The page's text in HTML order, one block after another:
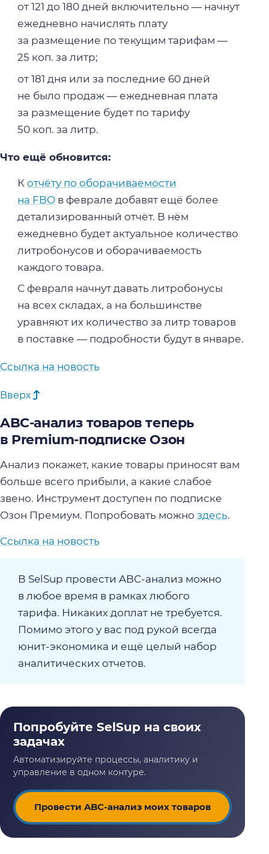
от 121 до 180 дней включительно — начнут
ежедневно начислять плату
за размещение по текущим тарифам —
25 коп. за литр;
от 181 дня или за последние 60 дней
не было продаж — ежедневная плата
за размещение будет по тарифу
50 коп. за литр.
Что ещё обновится:
К отчёту по оборачиваемости
на FBOв феврале добавят ещё более
детализированный отчёт. В нём
ежедневно будет актуальное количество
литробонусов и оборачиваемость
каждого товара.
С февраля начнут давать литробонусы
на всех складах, а на большинстве
уравняют их количество за литр товаров
в поставке — подробности будут в январе.
Ссылка на новость
Вверх
ABC-анализ товаров теперь
в Premium-подписке Озон
Анализ покажет, какие товары приносят вам
больше всего прибыли, а какие слабое
звено. Инструмент доступен по подписке
Озон Премиум. Попробовать можно здесь.
Ссылка на новость
В SelSup провести ABC-анализ можно
в любое время в рамках любого
тарифа. Никаких доплат не требуется.
Помимо этого у вас под рукой всегда
юнит-экономика и ещё целый набор
аналитических отчетов.
Провести ABC-анализ моих товаров